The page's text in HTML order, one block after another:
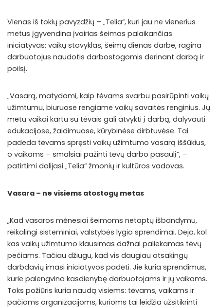
Vienas iš tokių pavyzdžių – „Telia“, kuri jau ne vienerius
metus įgyvendina įvairias šeimas palaikančias
iniciatyvas: vaikų stovyklas, šeimų dienas darbe, ragina
darbuotojus naudotis darbostogomis derinant darbą ir
poilsį.
„Vasarą, matydami, kaip tėvams svarbu pasirūpinti vaikų
užimtumu, biuruose rengiame vaikų savaitės renginius. Jų
metu vaikai kartu su tėvais gali atvykti į darbą, dalyvauti
edukacijose, žaidimuose, kūrybinėse dirbtuvėse. Tai
padeda tėvams spręsti vaikų užimtumo vasarą iššūkius,
o vaikams – smalsiai pažinti tėvų darbo pasaulį“, –
patirtimi dalijasi „Telia“ žmonių ir kultūros vadovas.
Vasara – ne visiems atostogų metas
„Kad vasaros mėnesiai šeimoms netaptų išbandymu,
reikalingi sisteminiai, valstybės lygio sprendimai. Deja, kol
kas vaikų užimtumo klausimas dažnai paliekamas tėvų
pečiams. Tačiau džiugu, kad vis daugiau atsakingų
darbdavių imasi iniciatyvos padėti. Jie kuria sprendimus,
kurie palengvina kasdienybę darbuotojams ir jų vaikams.
Toks požiūris kuria naudą visiems: tėvams, vaikams ir
pačioms organizacijoms, kurioms tai leidžia užsitikrinti